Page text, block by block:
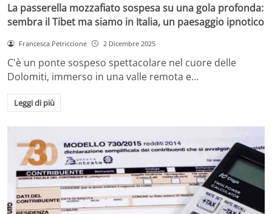
La passerella mozzafiato sospesa su una gola profonda:
sembra il Tibet ma siamo in Italia, un paesaggio ipnotico
Francesca Petriccione 2 Dicembre 2025
C'è un ponte sospeso spettacolare nel cuore delle
Dolomiti, immerso in una valle remota e…
Leggi di più